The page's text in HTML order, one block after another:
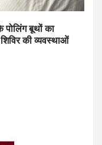
पोलिंग बूथों का
की व्यवस्थाओं